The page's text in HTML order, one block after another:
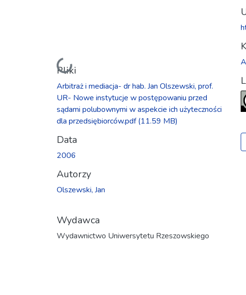
Ładowanie...
Pliki
Arbitraż i mediacja- dr hab. Jan Olszewski, prof.
UR- Nowe instytucje w postępowaniu przed
sądami polubownymi w aspekcie ich użyteczności
dla przedsiębiorców.pdf(11.59 MB)
Data
2006
Autorzy
Olszewski, Jan
Wydawca
Wydawnictwo Uniwersytetu Rzeszowskiego